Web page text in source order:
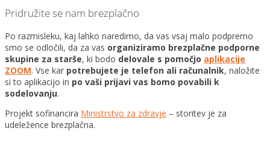
Pridružite se nam brezplačno
Po razmisleku, kaj lahko naredimo, da vas vsaj malo podpremo
smo se odločili, da za vas organiziramo brezplačne podporne
skupine za starše, ki bodo delovale s pomočjo aplikacije
ZOOM. Vse kar potrebujete je telefon ali računalnik, naložite
si to aplikacijo in po vaši prijavi vas bomo povabili k
sodelovanju.
Projekt sofinancira Ministrstvo za zdravje – storitev je za
udeležence brezplačna.